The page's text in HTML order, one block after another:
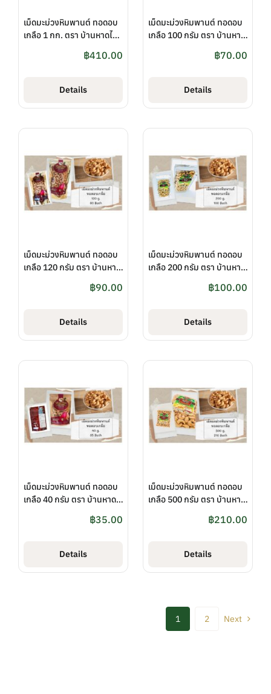
เม็ดมะม่วงหิมพานต์ ทอดอบ
เกลือ 1 กก. ตรา บ้านหาดไก่
฿410.00
Details
เม็ดมะม่วงหิมพานต์ ทอดอบ
เกลือ 100 กรัม ตรา บ้านหาด
฿70.00
Details
เม็ดมะม่วงหิมพานต์ ทอดอบ
เกลือ 120 กรัม ตรา บ้านหาด
฿90.00
Details
เม็ดมะม่วงหิมพานต์ ทอดอบ
เกลือ 200 กรัม ตรา บ้านหาด
฿100.00
Details
เม็ดมะม่วงหิมพานต์ ทอดอบ
เกลือ 40 กรัม ตรา บ้านหาด
฿35.00
Details
เม็ดมะม่วงหิมพานต์ ทอดอบ
เกลือ 500 กรัม ตรา บ้านหาด
฿210.00
Details
1 2 Next